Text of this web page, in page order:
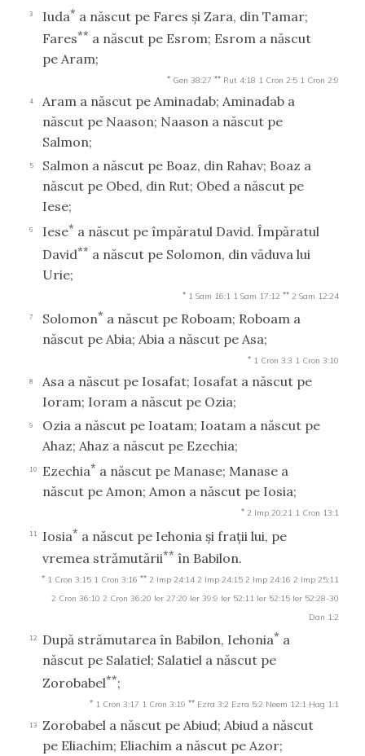
3 Iuda* a născut pe Fares şi Zara, din Tamar;
Fares** a născut pe Esrom; Esrom a născut
pe Aram;
* Gen 38:27 ** Rut 4:18 1 Cron 2:5 1 Cron 2:9
4
Aram a născut pe Aminadab; Aminadab a
născut pe Naason; Naason a născut pe
Salmon;
5
Salmon a născut pe Boaz, din Rahav; Boaz a
născut pe Obed, din Rut; Obed a născut pe
Iese;
6 Iese* a născut pe împăratul David. Împăratul
David** a născut pe Solomon, din văduva lui
Urie;
* 1 Sam 16:1 1 Sam 17:12 ** 2 Sam 12:24
7 Solomon* a născut pe Roboam; Roboam a
născut pe Abia; Abia a născut pe Asa;
* 1 Cron 3:3 1 Cron 3:10
8
Asa a născut pe Iosafat; Iosafat a născut pe
Ioram; Ioram a născut pe Ozia;
9
Ozia a născut pe Ioatam; Ioatam a născut pe
Ahaz; Ahaz a născut pe Ezechia;
10 Ezechia* a născut pe Manase; Manase a
născut pe Amon; Amon a născut pe Iosia;
* 2 Imp 20:21 1 Cron 13:1
11 Iosia* a născut pe Iehonia şi fraţii lui, pe
vremea strămutării** în Babilon.
* 1 Cron 3:15 1 Cron 3:16 ** 2 Imp 24:14 2 Imp 24:15 2 Imp 24:16 2 Imp 25:11
2 Cron 36:10 2 Cron 36:20 Ier 27:20 Ier 39:9 Ier 52:11 Ier 52:15 Ier 52:28-30
Dan 1:2
12 După strămutarea în Babilon, Iehonia* a
născut pe Salatiel; Salatiel a născut pe
Zorobabel**;
* 1 Cron 3:17 1 Cron 3:19 ** Ezra 3:2 Ezra 5:2 Neem 12:1 Hag 1:1
13
Zorobabel a născut pe Abiud; Abiud a născut
pe Eliachim; Eliachim a născut pe Azor;